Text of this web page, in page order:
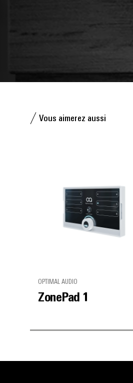
Vous aimerez aussi
OPTIMAL AUDIO
ZonePad 1